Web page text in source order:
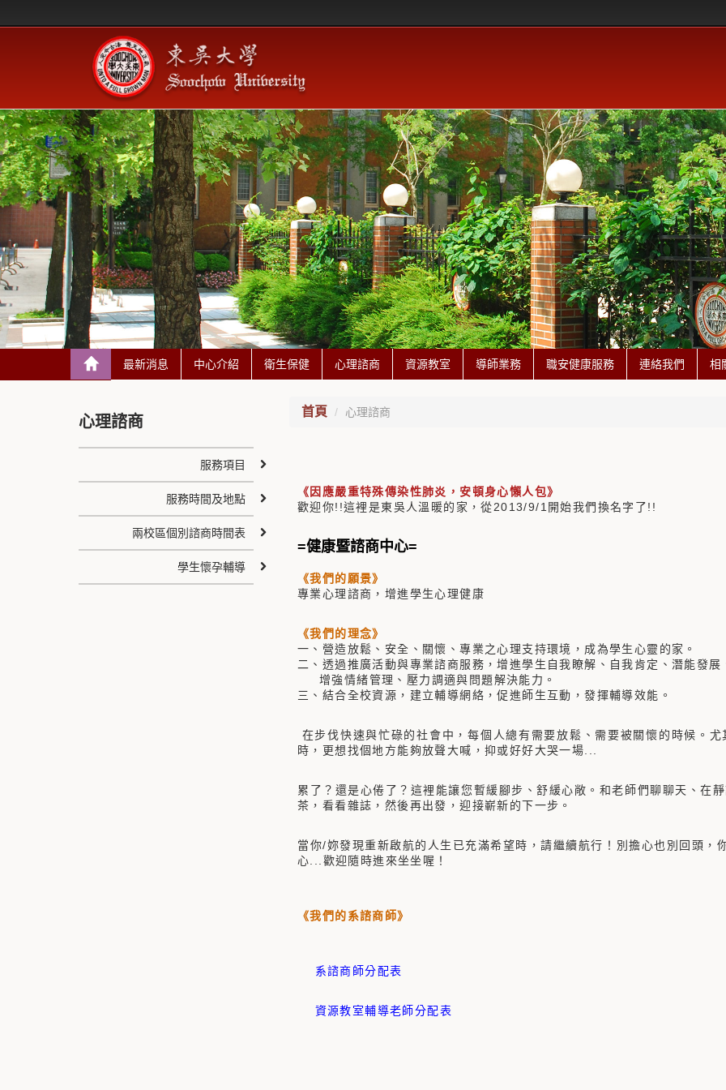
最新消息 中心介紹 衛生保健 心理諮商 資源教室 導師業務 職安健康服務 連絡我們 相
首頁 心理諮商
《因應嚴重特殊傳染性肺炎，安頓身心懶人包》
歡迎你!!這裡是東吳人溫暖的家，從2013/9/1開始我們換名字了!!
=健康暨諮商中心=
《我們的願景》
專業心理諮商，增進學生心理健康
《我們的理念》
一、營造放鬆、安全、關懷、專業之心理支持環境，成為學生心靈的家。
二、透過推廣活動與專業諮商服務，增進學生自我瞭解、自我肯定、潛能發展
增強情緒管理、壓力調適與問題解決能力。
三、結合全校資源，建立輔導網絡，促進師生互動，發揮輔導效能。
在步伐快速與忙碌的社會中，每個人總有需要放鬆、需要被關懷的時候。
時，更想找個地方能夠放聲大喊，抑或好好大哭一場...
累了？還是心倦了？這裡能讓您暫緩腳步、舒緩心敞。和老師們聊聊天、在
茶，看看雜誌，然後再出發，迎接嶄新的下一步。
當你/妳發現重新啟航的人生已充滿希望時，請繼續航行！別擔心也別回頭，
心...歡迎隨時進來坐坐喔！
《我們的系諮商師》
系諮商師分配表
資源教室輔導老師分配表
心理諮商
服務項目
服務時間及地點
兩校區個別諮商時間表
學生懷孕輔導